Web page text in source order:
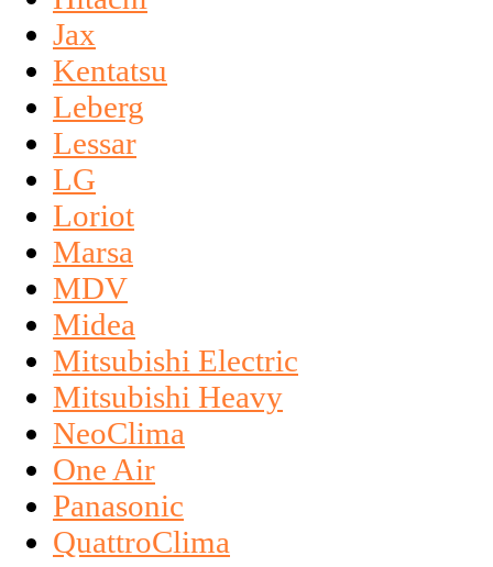
Jax
Kentatsu
Leberg
Lessar
LG
Loriot
Marsa
MDV
Midea
Mitsubishi Electric
Mitsubishi Heavy
NeoClima
One Air
Panasonic
QuattroClima